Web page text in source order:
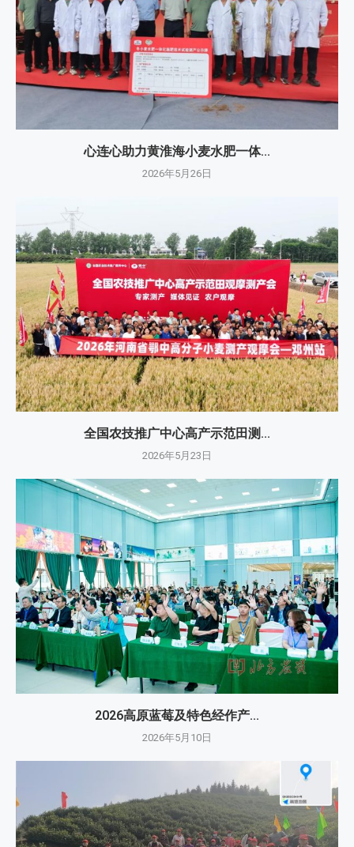
心连心助力黄淮海小麦水肥一体...
2026年5月26日
全国农技推广中心高产示范田测...
2026年5月23日
2026高原蓝莓及特色经作产...
2026年5月10日